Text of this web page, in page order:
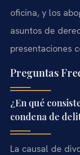
oficina, y los
asuntos de
presentaciones
Preguntas
¿En qué
condena de
La causal de